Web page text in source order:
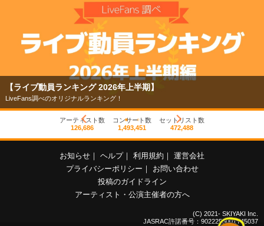
【フェス特集2026】
今年もフェスの季節がやってきた！
アーティスト数
126,686
コンサート数
1,493,451
セットリスト数
472,488
お知らせ ヘルプ 利用規約
運営会社
プライバシーポリシー
お問い合わせ
投稿のガイドライン
アーティスト・公演主催者の方へ
(C) 2021- SKIYAKI Inc.
JASRAC許諾番号：9022255001Y45037